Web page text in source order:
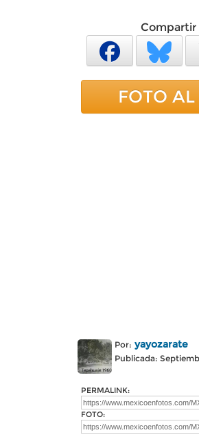
Compartir
FOTO
Por: yayozarate
Publicada:
PERMALINK:
FOTO: